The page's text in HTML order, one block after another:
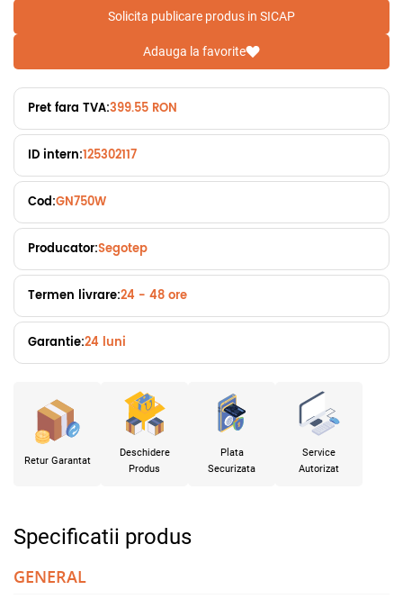
Solicita publicare produs in SICAP
Adauga la favorite
Pret fara TVA:399.55 RON
ID intern:125302117
Cod:GN750W
Producator:Segotep
Termen livrare:24 - 48 ore
Garantie:24 luni
Retur Garantat
Deschidere
Produs
Plata
Securizata
Service
Autorizat
Specificatii produs
GENERAL